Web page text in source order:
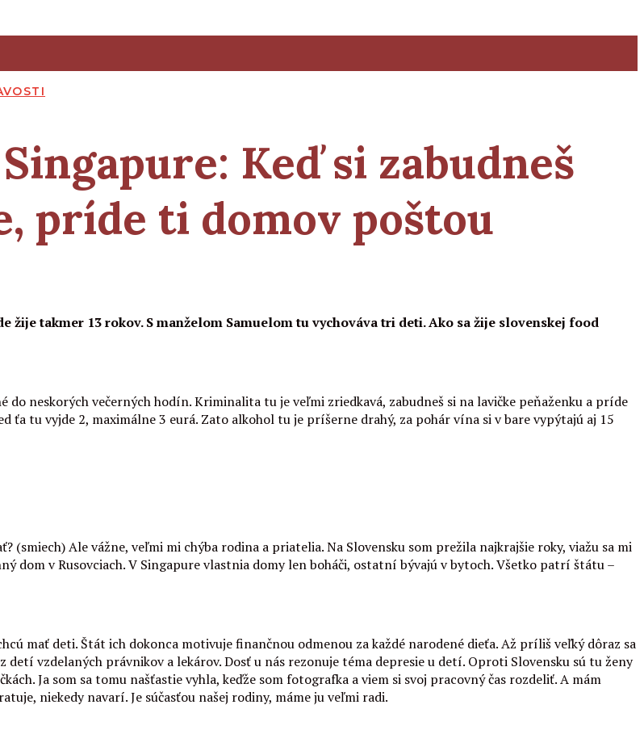
Keď si zabudneš
príde ti domov poštou
žije takmer 13 rokov. S manželom Samuelom tu vychováva tri deti. Ako sa žije slovenskej food
do neskorých večerných hodín. Kriminalita tu je veľmi zriedkavá, zabudneš si na lavičke peňaženku a príde
tu vyjde 2, maximálne 3 eurá. Zato alkohol tu je príšerne drahý, za pohár vína si v bare vypýtajú aj 15
(smiech) Ale vážne, veľmi mi chýba rodina a priatelia. Na Slovensku som prežila najkrajšie roky, viažu sa mi
dom v Rusovciach. V Singapure vlastnia domy len boháči, ostatní bývajú v bytoch. Všetko patrí štátu –
mať deti. Štát ich dokonca motivuje finančnou odmenou za každé narodené dieťa. Až príliš veľký dôraz sa
detí vzdelaných právnikov a lekárov. Dosť u nás rezonuje téma depresie u detí. Oproti Slovensku sú tu ženy
Ja som sa tomu našťastie vyhla, keďže som fotografka a viem si svoj pracovný čas rozdeliť. A mám
niekedy navarí. Je súčasťou našej rodiny, máme ju veľmi radi.